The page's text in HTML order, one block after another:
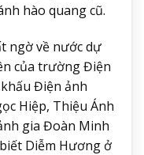
hào quang cũ.
ngờ về nước dự
của trường Điện
Điện ảnh
Hiệp, Thiệu Ánh
gia Đoàn Minh
Diễm Hương ở